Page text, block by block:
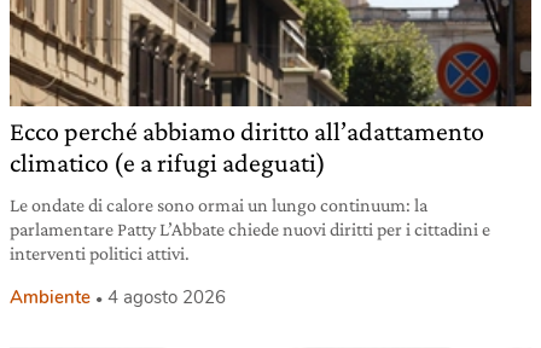
Ecco perché abbiamo diritto all’adattamento
climatico (e a rifugi adeguati)
Le ondate di calore sono ormai un lungo continuum: la
parlamentare Patty L’Abbate chiede nuovi diritti per i cittadini e
interventi politici attivi.
Ambiente 4 agosto 2026